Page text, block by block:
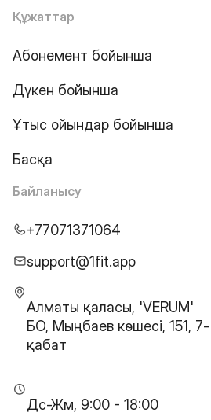
Құжаттар
Абонемент бойынша
Дүкен бойынша
Ұтыс ойындар бойынша
Басқа
Байланысу
+77071371064
support@1fit.app
Алматы қаласы, 'VERUM'
БО, Мыңбаев көшесі, 151, 7-
қабат
Дс-Жм, 9:00 - 18:00